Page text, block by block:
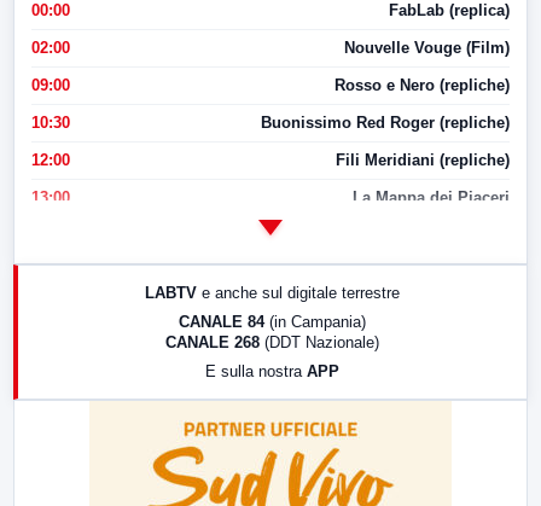
00:00 FabLab (replica)
02:00 Nouvelle Vouge (Film)
09:00 Rosso e Nero (repliche)
10:30 Buonissimo Red Roger (repliche)
12:00 Fili Meridiani (repliche)
13:00 La Mappa dei Piaceri
17:00 LabNews (replica)
LABTV e anche sul digitale terrestre
CANALE 84 (in Campania)
CANALE 268 (DDT Nazionale)
E sulla nostra APP